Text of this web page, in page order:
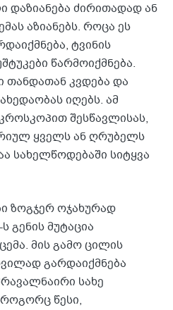
დაზიანება ძირითადად ან
აზიანებს. როცა ეს
ტვინის
წარმოიქმნება.
თანდათან კვდება და
იღებს. ამ
შესწავლისას,
ყველს ან ღრუბელს
სახელწოდებაში სიტყვა
ზოგჯერ ოჯახურად
გენის მუტაცია
მის გამო ცილის
გარდაიქმნება
სახე
წესი,